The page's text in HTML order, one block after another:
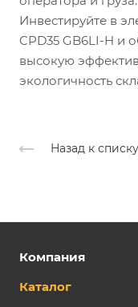
Инвестируйте в
CPD35 GB6LI-H и
высокую
экологичность
Назад к списку
Компания
Каталог